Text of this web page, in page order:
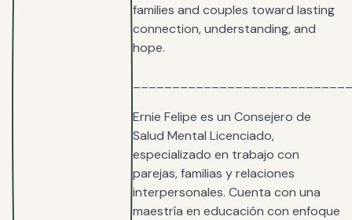
families and couples toward lasting
connection, understanding, and
hope.
Ernie Felipe es un Consejero de
Salud Mental Licenciado,
especializado en trabajo con
parejas, familias y relaciones
interpersonales. Cuenta con una
maestría en educación con enfoque